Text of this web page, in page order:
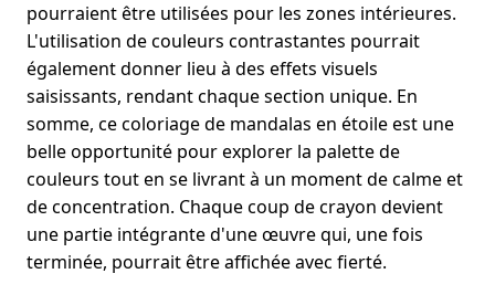
pourraient être utilisées pour les zones intérieures.
L'utilisation de couleurs contrastantes pourrait
également donner lieu à des effets visuels
saisissants, rendant chaque section unique. En
somme, ce coloriage de mandalas en étoile est une
belle opportunité pour explorer la palette de
couleurs tout en se livrant à un moment de calme et
de concentration. Chaque coup de crayon devient
une partie intégrante d'une œuvre qui, une fois
terminée, pourrait être affichée avec fierté.